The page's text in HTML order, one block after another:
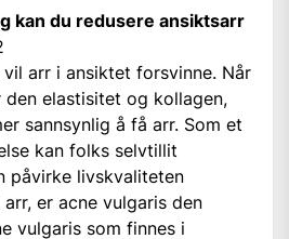
kan du redusere ansiktsarr
arr i ansiktet forsvinne. Når
den elastisitet og kollagen,
sannsynlig å få arr. Som et
kan folks selvtillit
påvirke livskvaliteten
er acne vulgaris den
vulgaris som finnes i